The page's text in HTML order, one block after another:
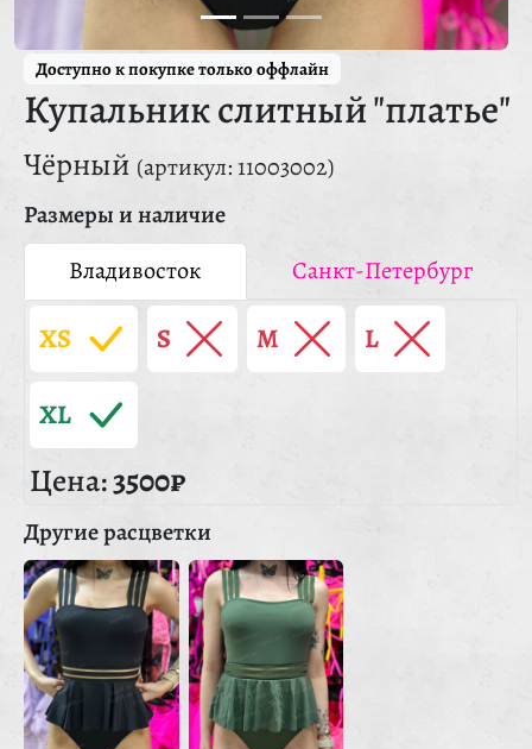
Доступно к покупке только оффлайн
Купальник слитный "платье"
Чёрный (артикул: 11003002)
Размеры и наличие
Владивосток
Санкт-Петербург
XS S M L
XL
Цена:3500₽
Другие расцветки